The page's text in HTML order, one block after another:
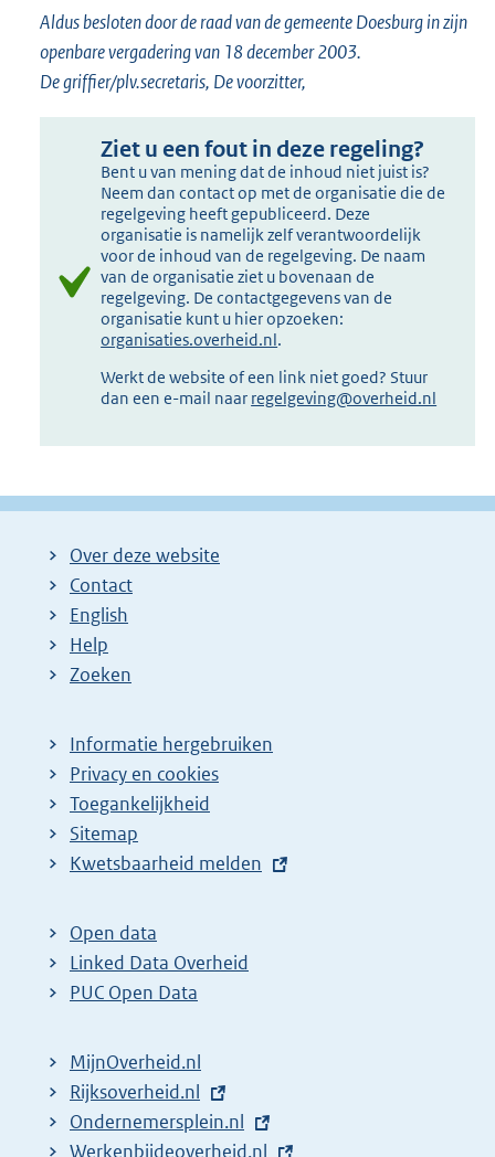
Aldus besloten door de raad van de gemeente Doesburg in zijn
openbare vergadering van 18 december 2003.
De griffier/plv.secretaris, De voorzitter,
Ziet u een fout in deze regeling?
Bent u van mening dat de inhoud niet juist is?
Neem dan contact op met de organisatie die de
regelgeving heeft gepubliceerd. Deze
organisatie is namelijk zelf verantwoordelijk
voor de inhoud van de regelgeving. De naam
van de organisatie ziet u bovenaan de
regelgeving. De contactgegevens van de
organisatie kunt u hier opzoeken:
organisaties.overheid.nl.
Werkt de website of een link niet goed? Stuur
dan een e-mail naar regelgeving@overheid.nl
Over deze website
Contact
English
Help
Zoeken
Informatie hergebruiken
Privacy en cookies
Toegankelijkheid
Sitemap
E
t
e
r
l
i
n
Kwetsbaarheid melden
Open data
Linked Data Overheid
PUC Open Data
MijnOverheid.nl
E
x
t
Rijksoverheid.nl
E
x
Ondernemersplein.nl
E
Werkenbijdeoverheid.nl